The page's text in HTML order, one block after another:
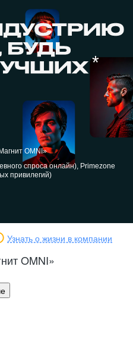
*
OMNI»
спроса онлайн), Primezone
привилегий)
Узнать о жизни в компании
OMNI»